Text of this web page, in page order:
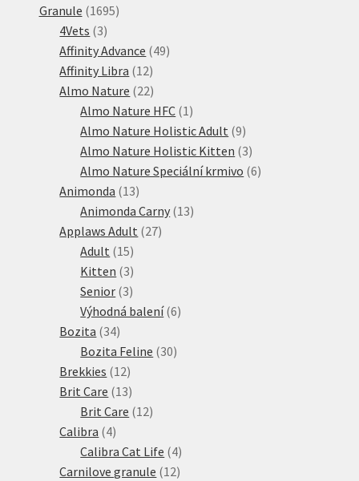
Granule 16951695
4Vets 33
produkty
Affinity Advance 4949
Affinity Libra 1212
produktů
Almo Nature 2222
produktů
Almo Nature HFC 1 1
produkt
Almo Nature Holistic Adult 99
produktů
Almo Nature Holistic Kitten 33
produkty
Almo Nature Speciální krmivo 66
Animonda 1313
produktů
Animonda Carny 1313
Applaws Adult 2727
Adult 1515
produktů
Kitten 33
produkty
Senior 33
produkty
Výhodná balení 66
Bozita 3434
produktů
Bozita Feline 3030
Brekkies 1212
produktů
Brit Care 1313
produktů
Brit Care 1212
Calibra 44
produkty
Calibra Cat Life 44
produkty
Carnilove granule 1212